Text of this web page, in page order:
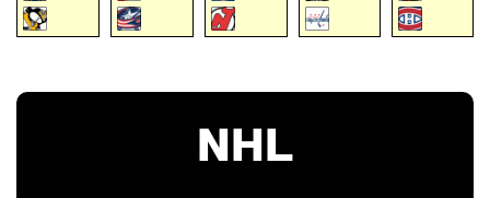
NHL